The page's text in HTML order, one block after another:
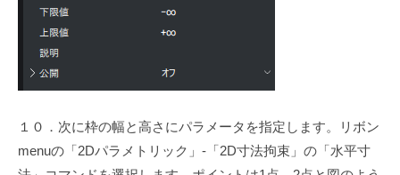
１０．次に枠の幅と高さにパラメータを指定します。リボン
menuの「2Dパラメトリック」-「2D寸法拘束」の「水平寸